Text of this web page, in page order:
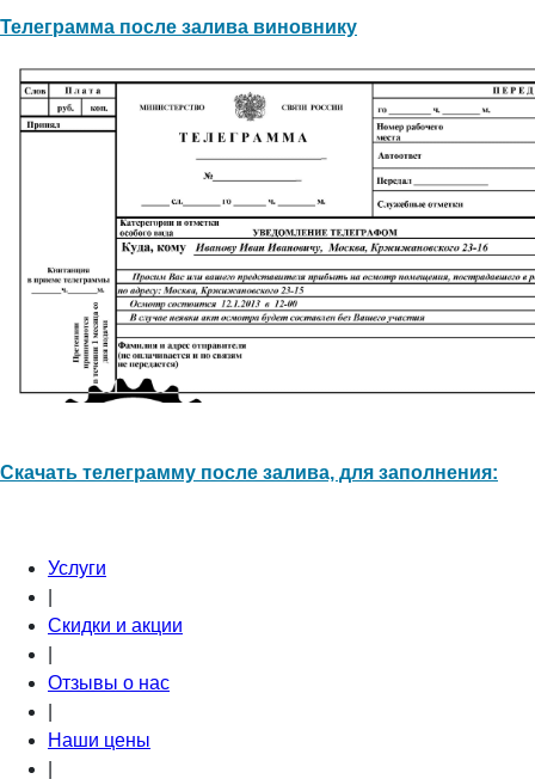
Телеграмма после залива виновнику
Скачать телеграмму после залива, для заполнения:
Услуги
Скидки и акции
Отзывы о нас
Наши цены